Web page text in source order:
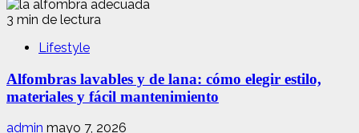
3 min de lectura
Lifestyle
Alfombras lavables y de lana: cómo elegir estilo,
materiales y fácil mantenimiento
admin mayo 7, 2026